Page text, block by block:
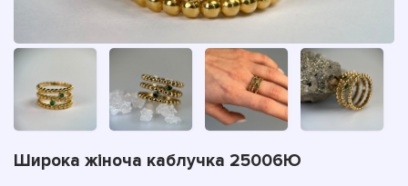
Широка жіноча каблучка 25006Ю